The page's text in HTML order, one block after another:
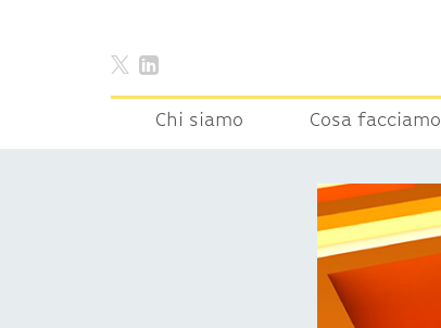
Chi siamo Cosa facciamo